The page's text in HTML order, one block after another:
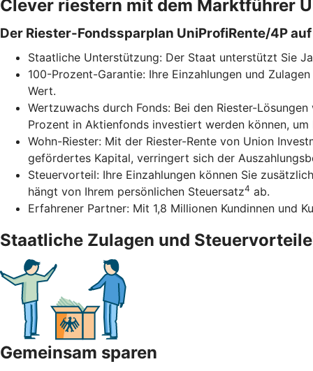
Clever riestern mit dem Marktführer
Der Riester-Fondssparplan UniProfiRente/4P
Staatliche Unterstützung: Der Staat unterstützt Sie
100-Prozent-Garantie: Ihre Einzahlungen und
Wert.
Wertzuwachs durch Fonds: Bei den Riester-
Prozent in Aktienfonds investiert werden können,
Wohn-Riester: Mit der Riester-Rente von Union
gefördertes Kapital, verringert sich der
Steuervorteil: Ihre Einzahlungen können Sie
hängt von Ihrem persönlichen Steuersatz4 ab.
Erfahrener Partner: Mit 1,8 Millionen Kundinnen und
Staatliche Zulagen und Steuervorteile
Gemeinsam sparen